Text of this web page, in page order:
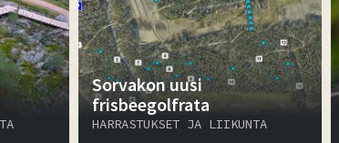
Sorvakon uusi
frisbeegolfrata
HARRASTUKSET JA LIIKUNTA